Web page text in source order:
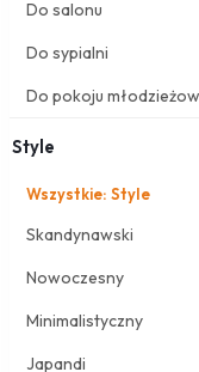
Do salonu
Do sypialni
Do pokoju
Style
Wszystkie: Style
Skandynawski
Nowoczesny
Minimalistyczny
Japandi